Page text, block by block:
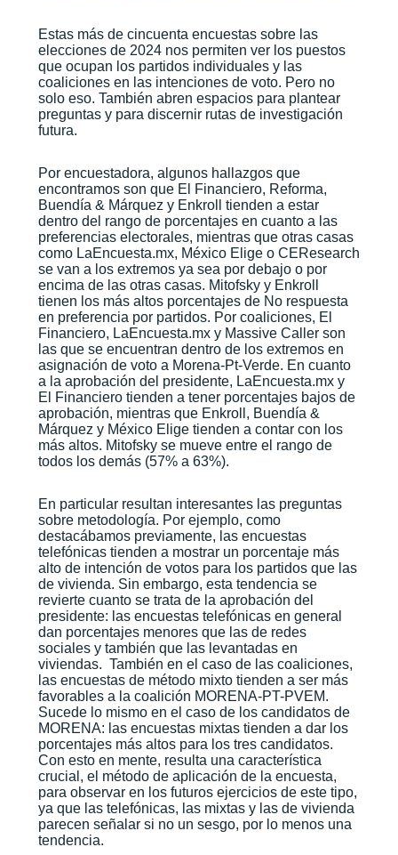
Estas más de cincuenta encuestas sobre las
elecciones de 2024 nos permiten ver los puestos
que ocupan los partidos individuales y las
coaliciones en las intenciones de voto. Pero no
solo eso. También abren espacios para plantear
preguntas y para discernir rutas de investigación
futura.
Por encuestadora, algunos hallazgos que
encontramos son que El Financiero, Reforma,
Buendía & Márquez y Enkroll tienden a estar
dentro del rango de porcentajes en cuanto a las
preferencias electorales, mientras que otras casas
como LaEncuesta.mx, México Elige o CEResearch
se van a los extremos ya sea por debajo o por
encima de las otras casas. Mitofsky y Enkroll
tienen los más altos porcentajes de No respuesta
en preferencia por partidos. Por coaliciones, El
Financiero, LaEncuesta.mx y Massive Caller son
las que se encuentran dentro de los extremos en
asignación de voto a Morena-Pt-Verde. En cuanto
a la aprobación del presidente, LaEncuesta.mx y
El Financiero tienden a tener porcentajes bajos de
aprobación, mientras que Enkroll, Buendía &
Márquez y México Elige tienden a contar con los
más altos. Mitofsky se mueve entre el rango de
todos los demás (57% a 63%).
En particular resultan interesantes las preguntas
sobre metodología. Por ejemplo, como
destacábamos previamente, las encuestas
telefónicas tienden a mostrar un porcentaje más
alto de intención de votos para los partidos que las
de vivienda. Sin embargo, esta tendencia se
revierte cuanto se trata de la aprobación del
presidente: las encuestas telefónicas en general
dan porcentajes menores que las de redes
sociales y también que las levantadas en
viviendas. También en el caso de las coaliciones,
las encuestas de método mixto tienden a ser más
favorables a la coalición MORENA-PT-PVEM.
Sucede lo mismo en el caso de los candidatos de
MORENA: las encuestas mixtas tienden a dar los
porcentajes más altos para los tres candidatos.
Con esto en mente, resulta una característica
crucial, el método de aplicación de la encuesta,
para observar en los futuros ejercicios de este tipo,
ya que las telefónicas, las mixtas y las de vivienda
parecen señalar si no un sesgo, por lo menos una
tendencia.